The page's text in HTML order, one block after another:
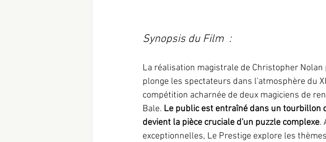
Synopsis du Film  :
La réalisation magistrale de Christopher
plonge les spectateurs dans l'atmosphère du
compétition acharnée de deux magiciens de
Bale. Le public est entraîné dans un tourbillon
devient la pièce cruciale d'un puzzle complexe.
exceptionnelles, Le Prestige explore les